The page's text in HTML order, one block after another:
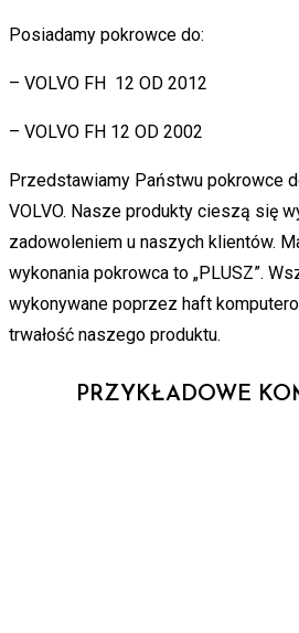
quantity
Posiadamy pokrowce do:
– VOLVO FH 12 OD 2012
– VOLVO FH 12 OD 2002
Przedstawiamy Państwu pokrowce
VOLVO. Nasze produkty cieszą się
zadowoleniem u naszych klientów.
wykonania pokrowca to „PLUSZ”.
wykonywane poprzez haft
trwałość naszego produktu.
PRZYKŁADOWE